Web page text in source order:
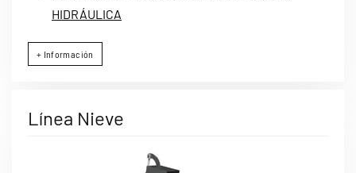
HIDRÁULICA
+ Información
Línea Nieve